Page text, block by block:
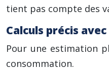
tient pas compte des
Calculs précis
Pour une estimation
consommation.